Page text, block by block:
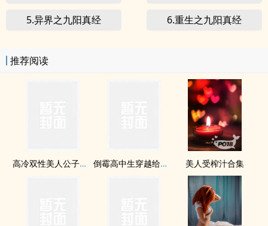
5.异界之九阳真经 6.重生之九阳真经
推荐阅读
高冷双性美人公子（总受np催眠道具各种play） 倒霉高中生穿越给龙傲天做老婆 美人受榨汁合集